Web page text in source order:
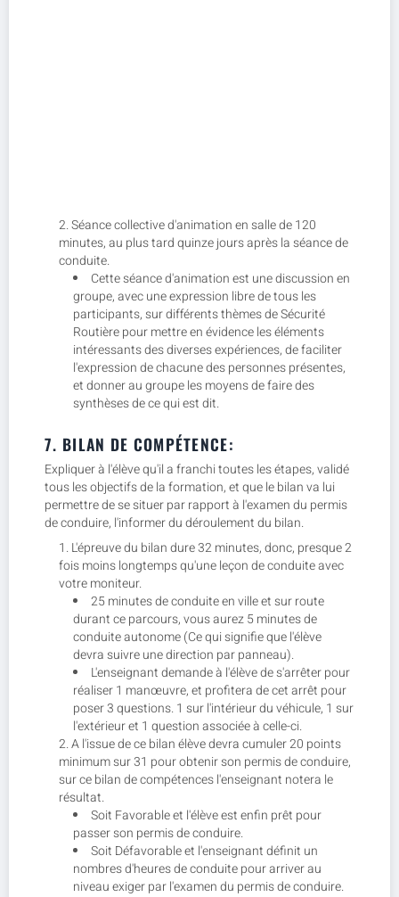
Séance collective d'animation en salle de 120
minutes, au plus tard quinze jours après la séance de
conduite.
Cette séance d'animation est une discussion en
groupe, avec une expression libre de tous les
participants, sur différents thèmes de Sécurité
Routière pour mettre en évidence les éléments
intéressants des diverses expériences, de faciliter
l'expression de chacune des personnes présentes,
et donner au groupe les moyens de faire des
synthèses de ce qui est dit.
7. BILAN DE COMPÉTENCE:
Expliquer à l'élève qu'il a franchi toutes les étapes, validé
tous les objectifs de la formation, et que le bilan va lui
permettre de se situer par rapport à l'examen du permis
de conduire, l'informer du déroulement du bilan.
L'épreuve du bilan dure 32 minutes, donc, presque 2
fois moins longtemps qu'une leçon de conduite avec
votre moniteur.
25 minutes de conduite en ville et sur route
durant ce parcours, vous aurez 5 minutes de
conduite autonome (Ce qui signifie que l'élève
devra suivre une direction par panneau).
L'enseignant demande à l'élève de s'arrêter pour
réaliser 1 manœuvre, et profitera de cet arrêt pour
poser 3 questions. 1 sur l'intérieur du véhicule, 1 sur
l'extérieur et 1 question associée à celle-ci.
A l'issue de ce bilan élève devra cumuler 20 points
minimum sur 31 pour obtenir son permis de conduire,
sur ce bilan de compétences l'enseignant notera le
résultat.
Soit Favorable et l'élève est enfin prêt pour
passer son permis de conduire.
Soit Défavorable et l'enseignant définit un
nombres d'heures de conduite pour arriver au
niveau exiger par l'examen du permis de conduire.